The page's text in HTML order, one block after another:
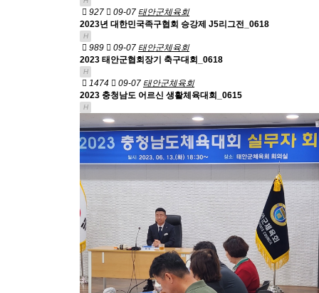
927 09-07 태안군체육회
2023년 대한민국족구협회 승강제 J5리그전_0618
H
989 09-07 태안군체육회
2023 태안군협회장기 축구대회_0618
H
1474 09-07 태안군체육회
2023 충청남도 어르신 생활체육대회_0615
H